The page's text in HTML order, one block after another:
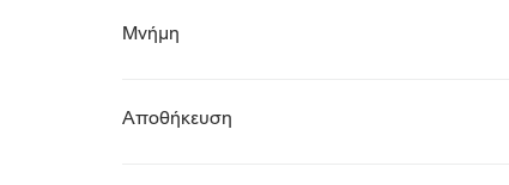
Μνήμη
Αποθήκευση